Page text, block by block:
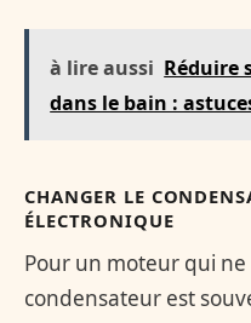
à lire aussi Réduire
dans le bain :
CHANGER LE
ÉLECTRONIQUE
Pour un moteur qui
condensateur est